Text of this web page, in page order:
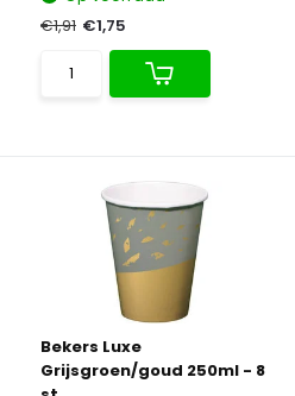
€1,91 €1,75
Bekers Luxe
Grijsgroen/goud 250ml - 8